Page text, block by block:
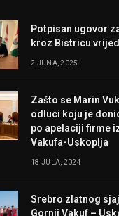
Potpisan ugovor
kroz Bistricu
2 JUNA, 2025
Zašto se Marin
odluci koju je
po apelaciji firme
Vakufa-Uskoplja
18 JULA, 2024
Srebro zlatnog
Gornji Vakuf –